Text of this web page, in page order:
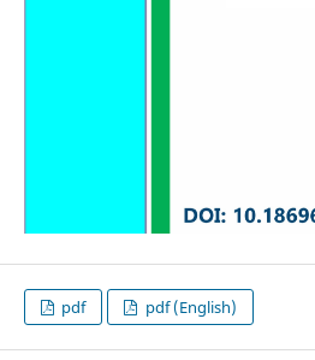
pdf pdf (English)